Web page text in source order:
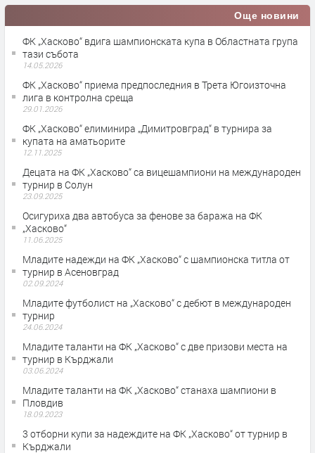
Още новини
ФК „Хасково“ вдига шампионската купа в Областната група
тази събота
14.05.2026
ФК „Хасково“ приема предпоследния в Трета Югоизточна
лига в контролна среща
29.01.2026
ФК „Хасково“ елиминира „Димитровград“ в турнира за
купата на аматьорите
12.11.2025
Децата на ФК „Хасково“ са вицешампиони на международен
турнир в Солун
23.09.2025
Осигуриха два автобуса за фенове за баража на ФК
„Хасково“
11.06.2025
Младите надежди на ФК „Хасково“ с шампионска титла от
турнир в Асеновград
02.09.2024
Младите футболист на „Хасково“ с дебют в международен
турнир
24.06.2024
Младите таланти на ФК „Хасково“ с две призови места на
турнир в Кърджали
03.06.2024
Младите таланти на ФК „Хасково“ станаха шампиони в
Пловдив
18.09.2023
3 отборни купи за надеждите на ФК „Хасково“ от турнир в
Кърджали